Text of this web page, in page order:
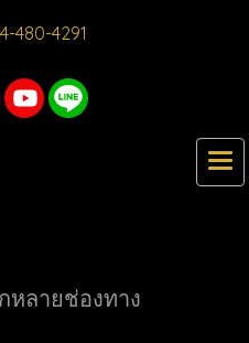
480-4291
หลายช่องทาง